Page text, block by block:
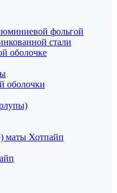
фольгой
стали
оболочке
оболочки
маты Хотпайп